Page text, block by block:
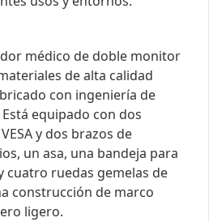
médico de doble monitor
de alta calidad
con ingeniería de
equipado con dos
y dos brazos de
un asa, una bandeja para
cuatro ruedas gemelas de
construcción de marco
ligero.